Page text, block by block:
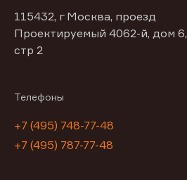
115432, г Москва, проезд
Проектируемый 4062-й, дом 6,
стр 2
Телефоны
+7 (495) 748-77-48
+7 (495) 787-77-48